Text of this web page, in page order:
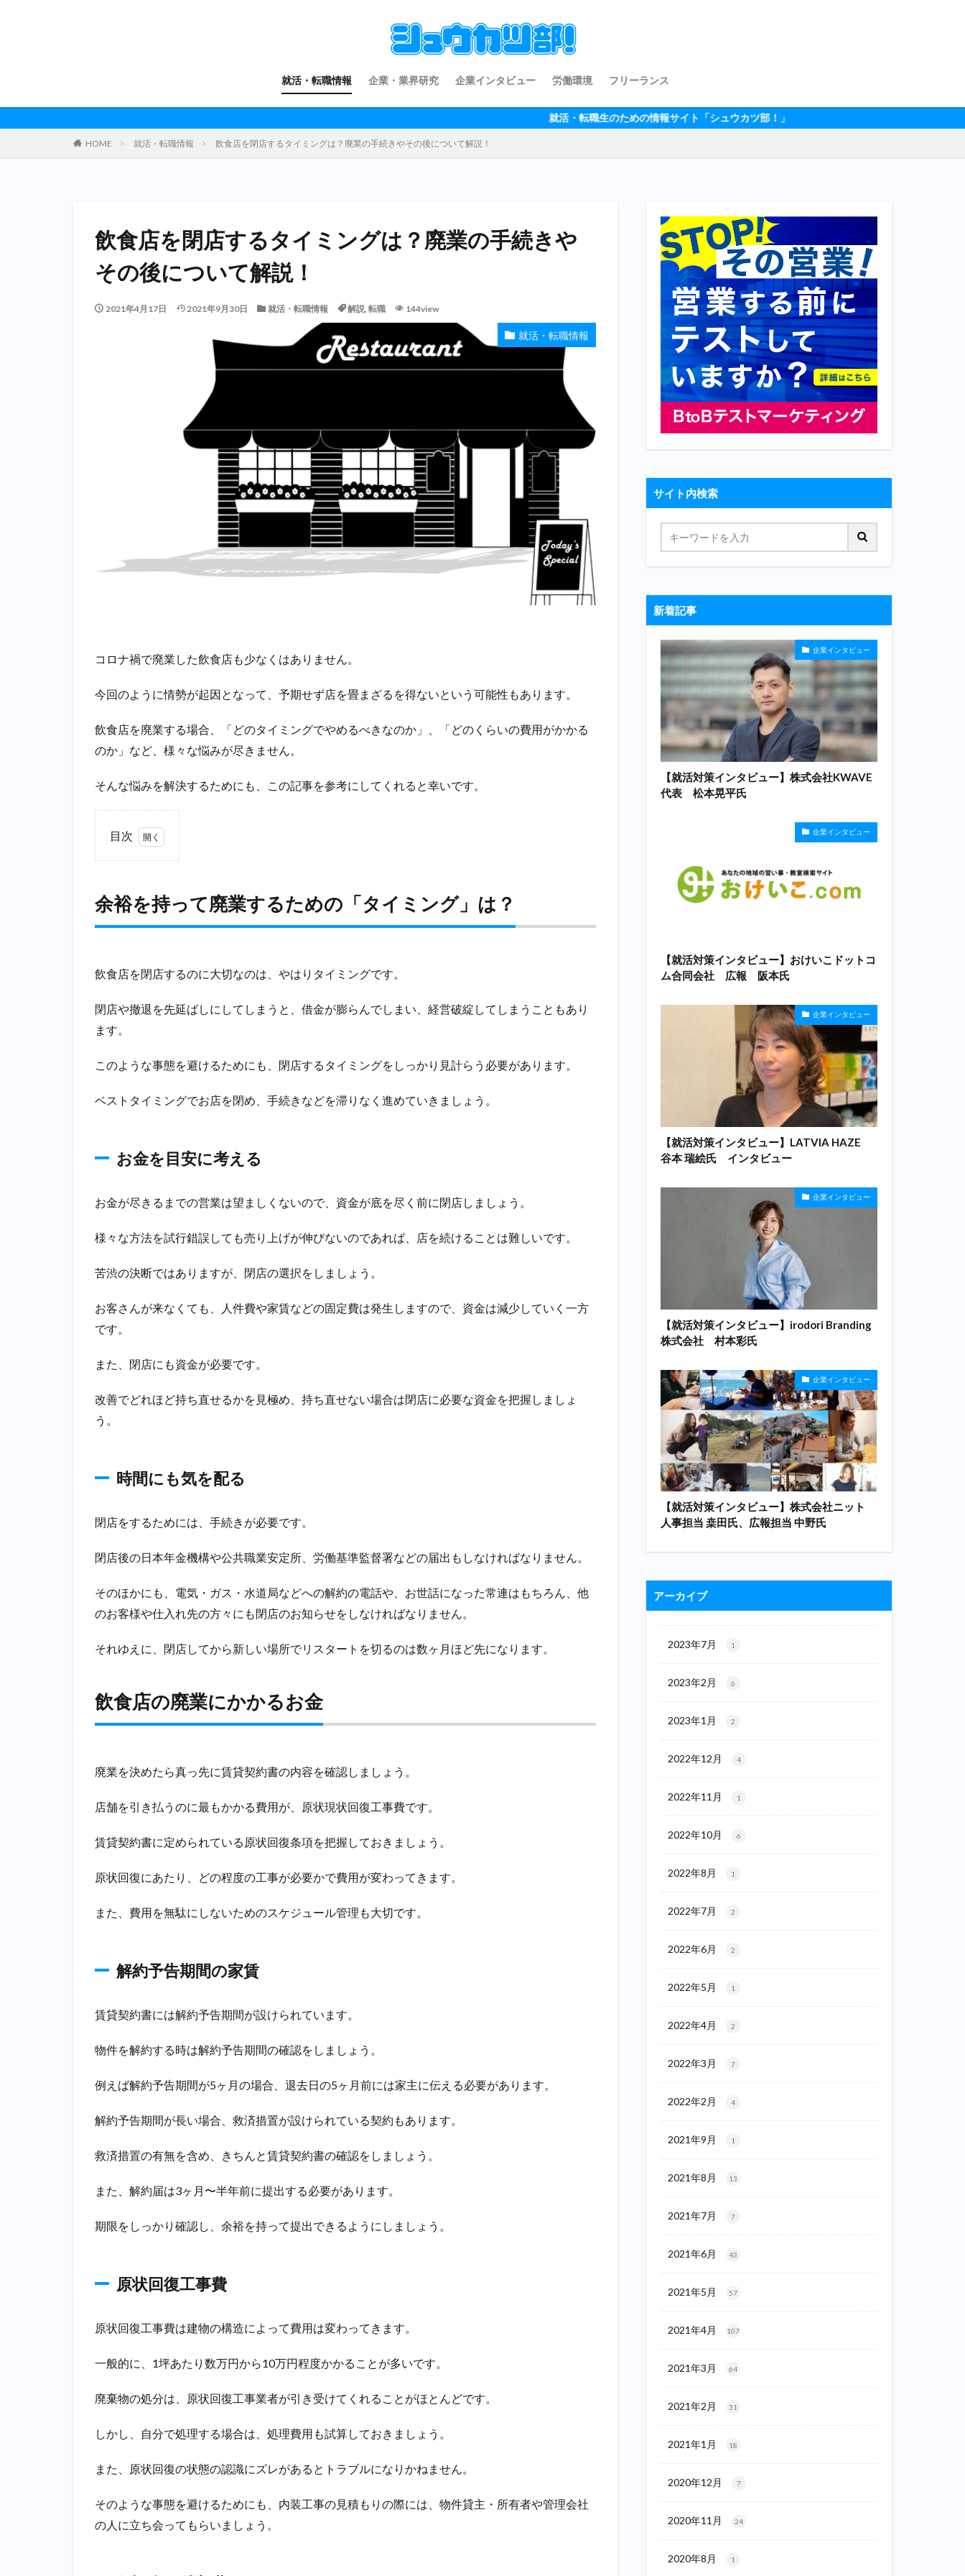
就活・転職情報 企業・業界研究 企業インタビュー 労働環境 フリーランス
就活・転職生のための情報サイト「シュウカツ部！」
HOME 就活・転職情報 飲食店を閉店するタイミングは？廃業の手続きやその後について解説！
飲食店を閉店するタイミングは？廃業の手続きや
その後について解説！
2021年4月17日 2021年9月30日 就活・転職情報 解説, 転職 144view
就活・転職情報
コロナ禍で廃業した飲食店も少なくはありません。
今回のように情勢が起因となって、予期せず店を畳まざるを得ないという可能性もあります。
飲食店を廃業する場合、「どのタイミングでやめるべきなのか」、「どのくらいの費用がかかる
のか」など、様々な悩みが尽きません。
そんな悩みを解決するためにも、この記事を参考にしてくれると幸いです。
目次
って
「タ
ン
グ」
は？
1.1
を目
安に
1.2
にも
気を
飲
店
の
廃
に
る
お
解約
の家
2.2
回復
工事
2.3
償却
費
食
廃
に
か
間
居抜
きで
渡す
場合
3.2
回復
工事
る場
4
店の
後は
4.1
種へ
4.2
業へ
5
食
の
業
余裕を持って廃業するための「タイミング」は？
飲食店を閉店するのに大切なのは、やはりタイミングです。
閉店や撤退を先延ばしにしてしまうと、借金が膨らんでしまい、経営破綻してしまうこともあり
ます。
このような事態を避けるためにも、閉店するタイミングをしっかり見計らう必要があります。
ベストタイミングでお店を閉め、手続きなどを滞りなく進めていきましょう。
お金を目安に考える
お金が尽きるまでの営業は望ましくないので、資金が底を尽く前に閉店しましょう。
様々な方法を試行錯誤しても売り上げが伸びないのであれば、店を続けることは難しいです。
苦渋の決断ではありますが、閉店の選択をしましょう。
お客さんが来なくても、人件費や家賃などの固定費は発生しますので、資金は減少していく一方
です。
また、閉店にも資金が必要です。
改善でどれほど持ち直せるかを見極め、持ち直せない場合は閉店に必要な資金を把握しましょ
う。
時間にも気を配る
閉店をするためには、手続きが必要です。
閉店後の日本年金機構や公共職業安定所、労働基準監督署などの届出もしなければなりません。
そのほかにも、電気・ガス・水道局などへの解約の電話や、お世話になった常連はもちろん、他
のお客様や仕入れ先の方々にも閉店のお知らせをしなければなりません。
それゆえに、閉店してから新しい場所でリスタートを切るのは数ヶ月ほど先になります。
飲食店の廃業にかかるお金
廃業を決めたら真っ先に賃貸契約書の内容を確認しましょう。
店舗を引き払うのに最もかかる費用が、原状現状回復工事費です。
賃貸契約書に定められている原状回復条項を把握しておきましょう。
原状回復にあたり、どの程度の工事が必要かで費用が変わってきます。
また、費用を無駄にしないためのスケジュール管理も大切です。
解約予告期間の家賃
賃貸契約書には解約予告期間が設けられています。
物件を解約する時は解約予告期間の確認をしましょう。
例えば解約予告期間が5ヶ月の場合、退去日の5ヶ月前には家主に伝える必要があります。
解約予告期間が長い場合、救済措置が設けられている契約もあります。
救済措置の有無を含め、きちんと賃貸契約書の確認をしましょう。
また、解約届は3ヶ月〜半年前に提出する必要があります。
期限をしっかり確認し、余裕を持って提出できるようにしましょう。
原状回復工事費
原状回復工事費は建物の構造によって費用は変わってきます。
一般的に、1坪あたり数万円から10万円程度かかることが多いです。
廃棄物の処分は、原状回復工事業者が引き受けてくれることがほとんどです。
しかし、自分で処理する場合は、処理費用も試算しておきましょう。
また、原状回復の状態の認識にズレがあるとトラブルになりかねません。
そのような事態を避けるためにも、内装工事の見積もりの際には、物件貸主・所有者や管理会社
の人に立ち会ってもらいましょう。
サイト内検索
新着記事
企業インタビュー
【就活対策インタビュー】株式会社KWAVE
代表 松本晃平氏
企業インタビュー
【就活対策インタビュー】おけいこドットコ
ム合同会社 広報 阪本氏
企業インタビュー
【就活対策インタビュー】LATVIA HAZE
谷本 瑞絵氏 インタビュー
企業インタビュー
【就活対策インタビュー】irodori Branding
株式会社 村本彩氏
企業インタビュー
【就活対策インタビュー】株式会社ニット
人事担当 桒田氏、広報担当 中野氏
アーカイブ
2023年7月 1
2023年2月 6
2023年1月 2
2022年12月 4
2022年11月 1
2022年10月 6
2022年8月 1
2022年7月 2
2022年6月 2
2022年5月 1
2022年4月 2
2022年3月 7
2022年2月 4
2021年9月 1
2021年8月 13
2021年7月 7
2021年6月 43
2021年5月 57
2021年4月 107
2021年3月 64
2021年2月 31
2021年1月 18
2020年12月 7
2020年11月 24
2020年8月 1